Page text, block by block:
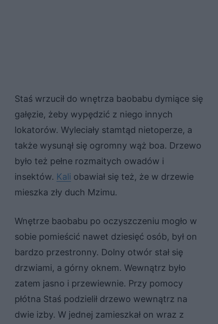
Staś wrzucił do wnętrza baobabu dymiące się
gałęzie, żeby wypędzić z niego innych
lokatorów. Wyleciały stamtąd nietoperze, a
także wysunął się ogromny wąż boa. Drzewo
było też pełne rozmaitych owadów i
insektów. Kali obawiał się też, że w drzewie
mieszka zły duch Mzimu.
Wnętrze baobabu po oczyszczeniu mogło w
sobie pomieścić nawet dziesięć osób, był on
bardzo przestronny. Dolny otwór stał się
drzwiami, a górny oknem. Wewnątrz było
zatem jasno i przewiewnie. Przy pomocy
płótna Staś podzielił drzewo wewnątrz na
dwie izby. W jednej zamieszkał on wraz z